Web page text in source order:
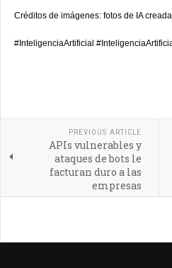
Créditos de imágenes: fotos de IA
#InteligenciaArtificial
PREVIOUS ARTICLE
APIs vulnerables y
ataques de bots le
facturan duro a las
empresas